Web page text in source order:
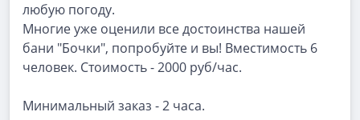
любую погоду.
Многие уже оценили все достоинства нашей
бани "Бочки", попробуйте и вы! Вместимость 6
человек. Стоимость - 2000 руб/час.
Минимальный заказ - 2 часа.